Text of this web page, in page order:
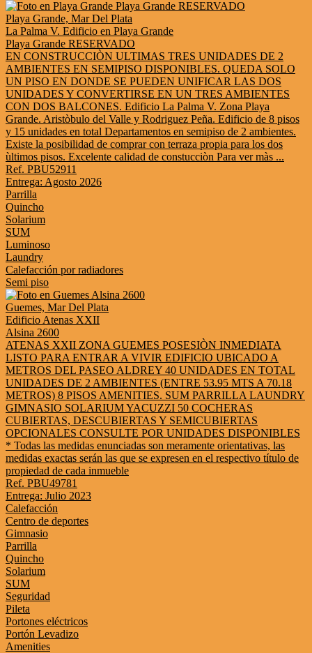
Playa Grande, Mar Del Plata
La Palma V. Edificio en Playa Grande
Playa Grande RESERVADO
EN CONSTRUCCIÒN ULTIMAS TRES UNIDADES DE 2
AMBIENTES EN SEMIPISO DISPONIBLES. QUEDA SOLO
UN PISO EN DONDE SE PUEDEN UNIFICAR LAS DOS
UNIDADES Y CONVERTIRSE EN UN TRES AMBIENTES
CON DOS BALCONES. Edificio La Palma V. Zona Playa
Grande. Aristòbulo del Valle y Rodriguez Peña. Edificio de 8 pisos
y 15 unidades en total Departamentos en semipiso de 2 ambientes.
Existe la posibilidad de comprar con terraza propia para los dos
ùltimos pisos. Excelente calidad de constucciòn Para ver màs ...
Ref. PBU52911
Entrega: Agosto 2026
Parrilla
Quincho
Solarium
SUM
Luminoso
Laundry
Calefacción por radiadores
Semi piso
Guemes, Mar Del Plata
Edificio Atenas XXII
Alsina 2600
ATENAS XXII ZONA GUEMES POSESIÒN INMEDIATA
LISTO PARA ENTRAR A VIVIR EDIFICIO UBICADO A
METROS DEL PASEO ALDREY 40 UNIDADES EN TOTAL
UNIDADES DE 2 AMBIENTES (ENTRE 53.95 MTS A 70.18
METROS) 8 PISOS AMENITIES. SUM PARRILLA LAUNDRY
GIMNASIO SOLARIUM YACUZZI 50 COCHERAS
CUBIERTAS, DESCUBIERTAS Y SEMICUBIERTAS
OPCIONALES CONSULTE POR UNIDADES DISPONIBLES
* Todas las medidas enunciadas son meramente orientativas, las
medidas exactas serán las que se expresen en el respectivo título de
propiedad de cada inmueble
Ref. PBU49781
Entrega: Julio 2023
Calefacción
Centro de deportes
Gimnasio
Parrilla
Quincho
Solarium
SUM
Seguridad
Pileta
Portones eléctricos
Portón Levadizo
Amenities